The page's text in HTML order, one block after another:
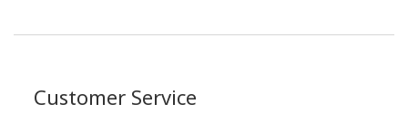
Customer Service